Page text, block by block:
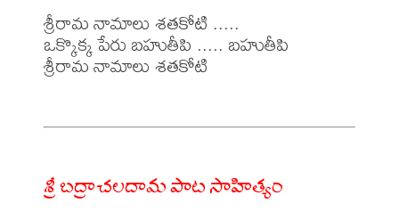
శ్రీరామ నామాలు శతకోటి .....
ఒక్కొక్క పేరు బహుతీపి ..... బహుతీపి
శ్రీరామ నామాలు శతకోటి
శ్రీ బద్రాచలదామ పాట సాహిత్యం